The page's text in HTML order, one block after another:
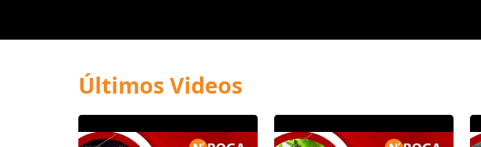
Últimos Videos